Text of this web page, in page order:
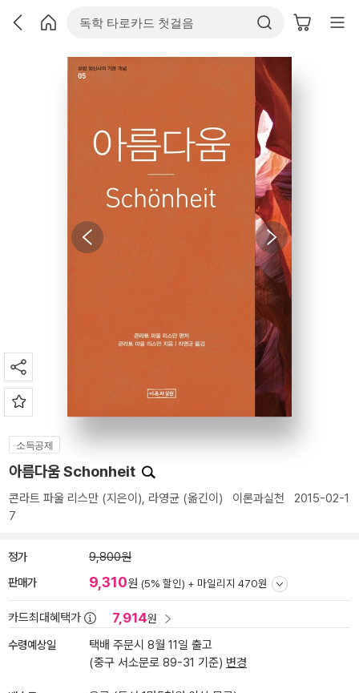
소득공제
아름다움 Schonheit
콘라트 파울 리스만 (지은이), 라영균 (옮긴이) 이론과실천 2015-02-1
7
정가 9,800원
판매가 9,310원 (5% 할인) + 마일리지 470원
카드최대혜택가 7,914원
수령예상일
택배 주문시 8월 11일 출고
(중구 서소문로 89-31 기준) 변경